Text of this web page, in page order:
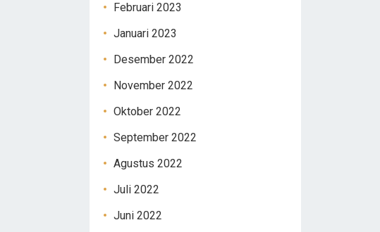
Februari 2023
Januari 2023
Desember 2022
November 2022
Oktober 2022
September 2022
Agustus 2022
Juli 2022
Juni 2022